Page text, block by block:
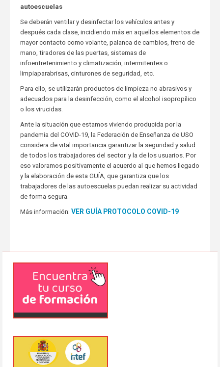
autoescuelas
Se deberán ventilar y desinfectar los vehículos antes y
después cada clase, incidiendo más en aquellos elementos de
mayor contacto como volante, palanca de cambios, freno de
mano, tiradores de las puertas, sistemas de
infoentretenimiento y climatización, intermitentes o
limpiaparabrisas, cinturones de seguridad, etc.
Para ello, se utilizarán productos de limpieza no abrasivos y
adecuados para la desinfección, como el alcohol isopropílico
o los virucidas.
Ante la situación que estamos viviendo producida por la
pandemia del COVID-19, la Federación de Enseñanza de USO
considera de vital importancia garantizar la seguridad y salud
de todos los trabajadores del sector. y la de los usuarios. Por
eso valoramos positivamente el acuerdo al que hemos llegado
y la elaboración de esta GUÍA, que garantiza que los
trabajadores de las autoescuelas puedan realizar su actividad
de forma segura.
Más información: VER GUÍA PROTOCOLO COVID-19